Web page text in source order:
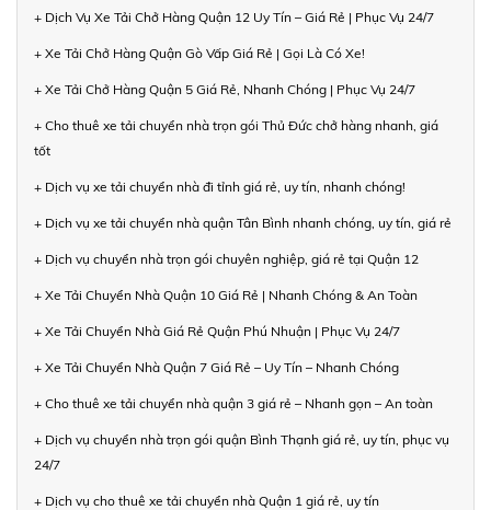
+ Dịch Vụ Xe Tải Chở Hàng Quận 12 Uy Tín – Giá Rẻ | Phục Vụ 24/7
+ Xe Tải Chở Hàng Quận Gò Vấp Giá Rẻ | Gọi Là Có Xe!
+ Xe Tải Chở Hàng Quận 5 Giá Rẻ, Nhanh Chóng | Phục Vụ 24/7
+ Cho thuê xe tải chuyển nhà trọn gói Thủ Đức chở hàng nhanh, giá
tốt
+ Dịch vụ xe tải chuyển nhà đi tỉnh giá rẻ, uy tín, nhanh chóng!
+ Dịch vụ xe tải chuyển nhà quận Tân Bình nhanh chóng, uy tín, giá rẻ
+ Dịch vụ chuyển nhà trọn gói chuyên nghiệp, giá rẻ tại Quận 12
+ Xe Tải Chuyển Nhà Quận 10 Giá Rẻ | Nhanh Chóng & An Toàn
+ Xe Tải Chuyển Nhà Giá Rẻ Quận Phú Nhuận | Phục Vụ 24/7
+ Xe Tải Chuyển Nhà Quận 7 Giá Rẻ – Uy Tín – Nhanh Chóng
+ Cho thuê xe tải chuyển nhà quận 3 giá rẻ – Nhanh gọn – An toàn
+ Dịch vụ chuyển nhà trọn gói quận Bình Thạnh giá rẻ, uy tín, phục vụ
24/7
+ Dịch vụ cho thuê xe tải chuyển nhà Quận 1 giá rẻ, uy tín